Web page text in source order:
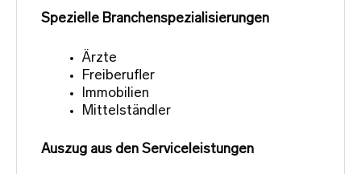
Spezielle Branchenspezialisierungen
Ärzte
Freiberufler
Immobilien
Mittelständler
Auszug aus den Serviceleistungen